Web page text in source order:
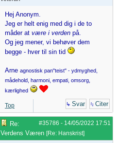
Hej Anonym.
Jeg er helt enig med dig i de to
måder at være i verden på.
Og jeg mener, vi behøver dem
begge - hver til sin tid
Arne agnostisk pan"teist" - ydmyghed,
mådehold, harmoni, empati, omsorg,
kærlighed
Top Svar Citer
#35786 - 14/05/2022 17:51
Re:
Verdens Væren [Re: Hanskrist]